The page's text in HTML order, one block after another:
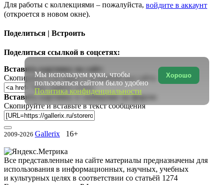
Для работы с коллекциями – пожалуйста, войдите в аккаунт
(откроется в новом окне).
Поделиться | Встроить
Поделиться ссылкой в соцсетях:
Вставить картинку на сайт:
Скопируйте и вставьте в исходный код сайта
Вставить картинку в сообщение на форум:
Скопируйте и вставьте в текст сообщения
2009-2026 Gallerix 16+
Все представленные на сайте материалы предназначены для
использования в информационных, научных, учебных
и культурных целях в соответствии со статьёй 1274
Хорошо
Мы используем куки, чтобы
пользоваться сайтом было удобно
Политика конфиденциальности